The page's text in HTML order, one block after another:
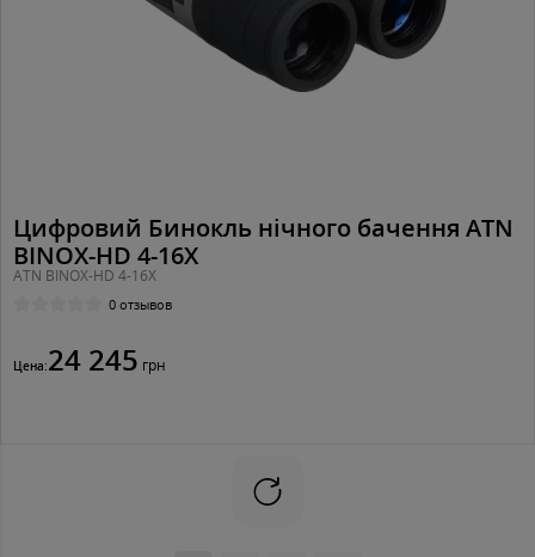
Цифровий Бинокль нічного бачення ATN
BINOX-HD 4-16X
ATN BINOX-HD 4-16X
0 отзывов
Цена:24 245 грн